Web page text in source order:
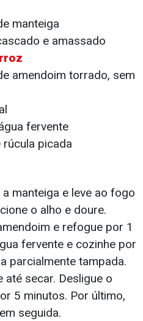
manteiga
e amassado
amendoim torrado, sem
fervente
picada
manteiga e leve ao fogo
o alho e doure.
e refogue por 1
fervente e cozinhe por
parcialmente tampada.
até secar. Desligue o
5 minutos. Por último,
seguida.